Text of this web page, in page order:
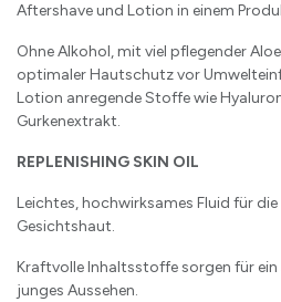
Aftershave und Lotion in einem
Ohne Alkohol, mit viel pflegender
optimaler Hautschutz vor
Lotion anregende Stoffe wie
Gurkenextrakt.
REPLENISHING SKIN OIL
Leichtes, hochwirksames Fluid für
Gesichtshaut.
Kraftvolle Inhaltsstoffe sorgen für
junges Aussehen.